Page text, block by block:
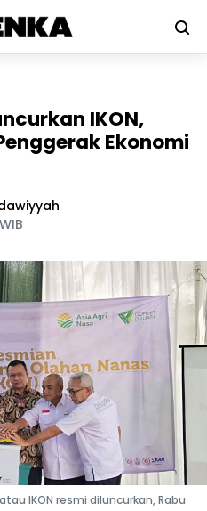
IKON,
Ekonomi
IKON resmi diluncurkan, Rabu